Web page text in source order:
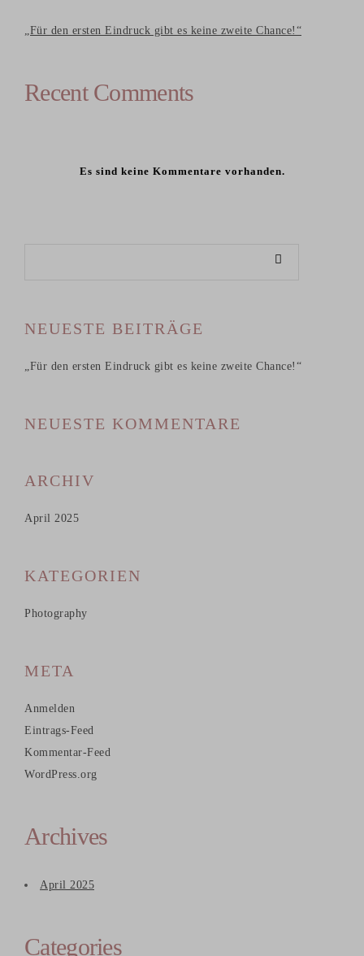
„Für den ersten Eindruck gibt es keine zweite Chance!“
Recent Comments
Es sind keine Kommentare vorhanden.
NEUESTE BEITRÄGE
„Für den ersten Eindruck gibt es keine zweite Chance!“
NEUESTE KOMMENTARE
ARCHIV
April 2025
KATEGORIEN
Photography
META
Anmelden
Eintrags-Feed
Kommentar-Feed
WordPress.org
Archives
April 2025
Categories